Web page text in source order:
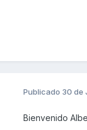
Publicado 30 de
Bienvenido